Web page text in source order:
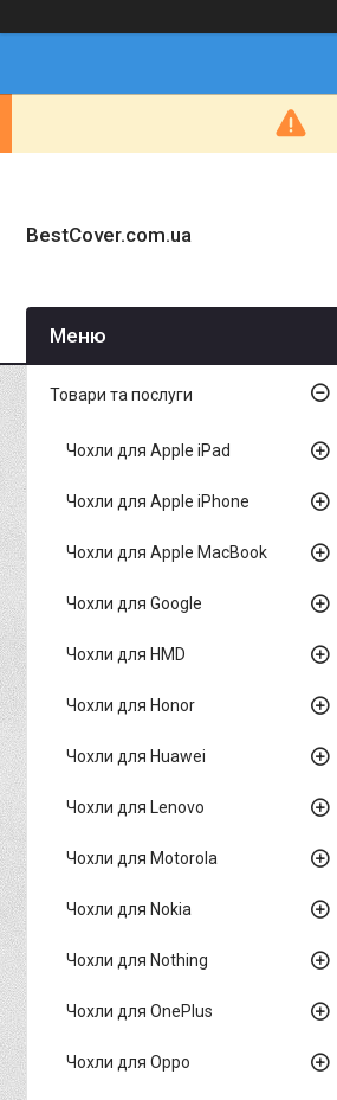
BestCover.com.ua
Товари та послуги
Чохли для Apple iPad
Чохли для Apple iPhone
Чохли для Apple MacBook
Чохли для Google
Чохли для HMD
Чохли для Honor
Чохли для Huawei
Чохли для Lenovo
Чохли для Motorola
Чохли для Nokia
Чохли для Nothing
Чохли для OnePlus
Чохли для Oppo